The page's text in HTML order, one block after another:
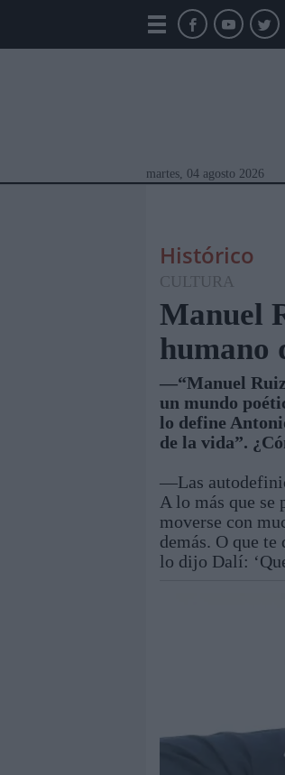
martes, 04 agosto 2026
Módulos Portada
Histórico
CULTURA
Manuel
humano
—“Manuel Ruiz
un mundo
lo define
de la vida”.
—Las
A lo más que se
moverse con
demás. O que te
lo dijo Dalí: